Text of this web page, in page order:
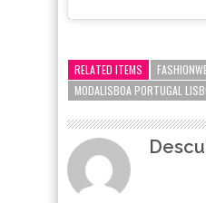
RELATED ITEMS
MODALISBOA PORTUGAL